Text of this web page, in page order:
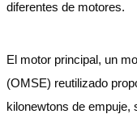
diferentes de motores.
El motor principal, un
(OMSE) reutilizado
kilonewtons de empuje,